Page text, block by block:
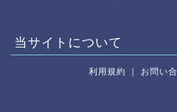
当サイトについて
利用規約 お問い